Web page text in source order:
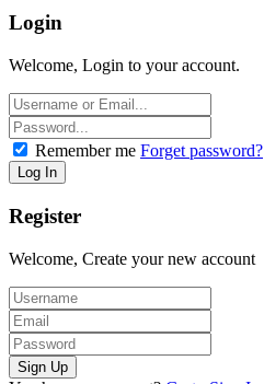
Login
Welcome, Login to your account.
Remember me Forget password?
Register
Welcome, Create your new account